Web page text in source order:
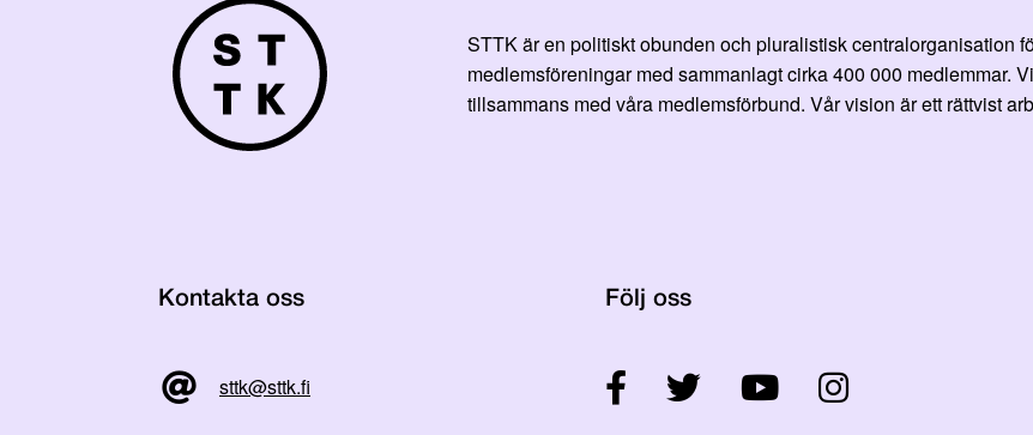
STTK är en politiskt obunden och pluralistisk centralorganisation
medlemsföreningar med sammanlagt cirka 400 000 medlemmar.
tillsammans med våra medlemsförbund. Vår vision är ett rättvist
Kontakta oss
sttk@sttk.fi
Följ oss